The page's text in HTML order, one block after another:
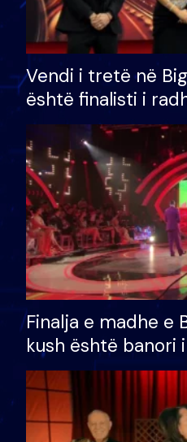
Vendi i tretë në
është finalisti i
Finalja e madhe e
kush është banori
shtëpinë dhe
të fituar çmimin e